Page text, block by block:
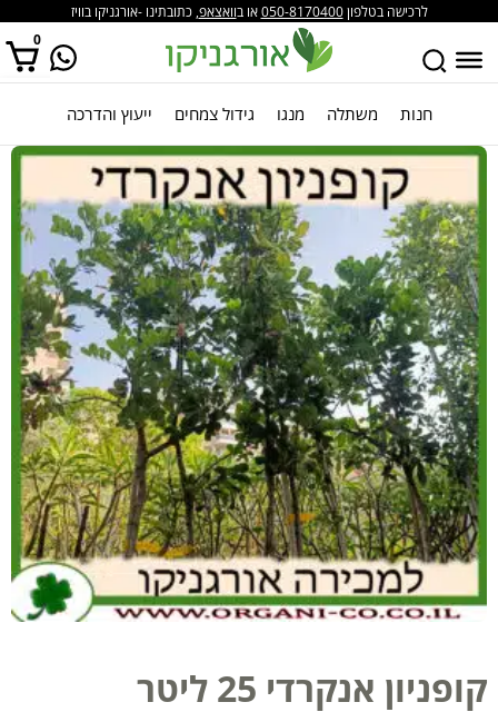
לרכישה בטלפון050-8170400או בוואצאפ, כתובתינו -אורגניקו בוויז
0
אין מוצרים בסל הקניות. חנות משתלה מנגו גידול צמחים ייעוץ והדרכה
קופניון אנקרדי 25 ליטר